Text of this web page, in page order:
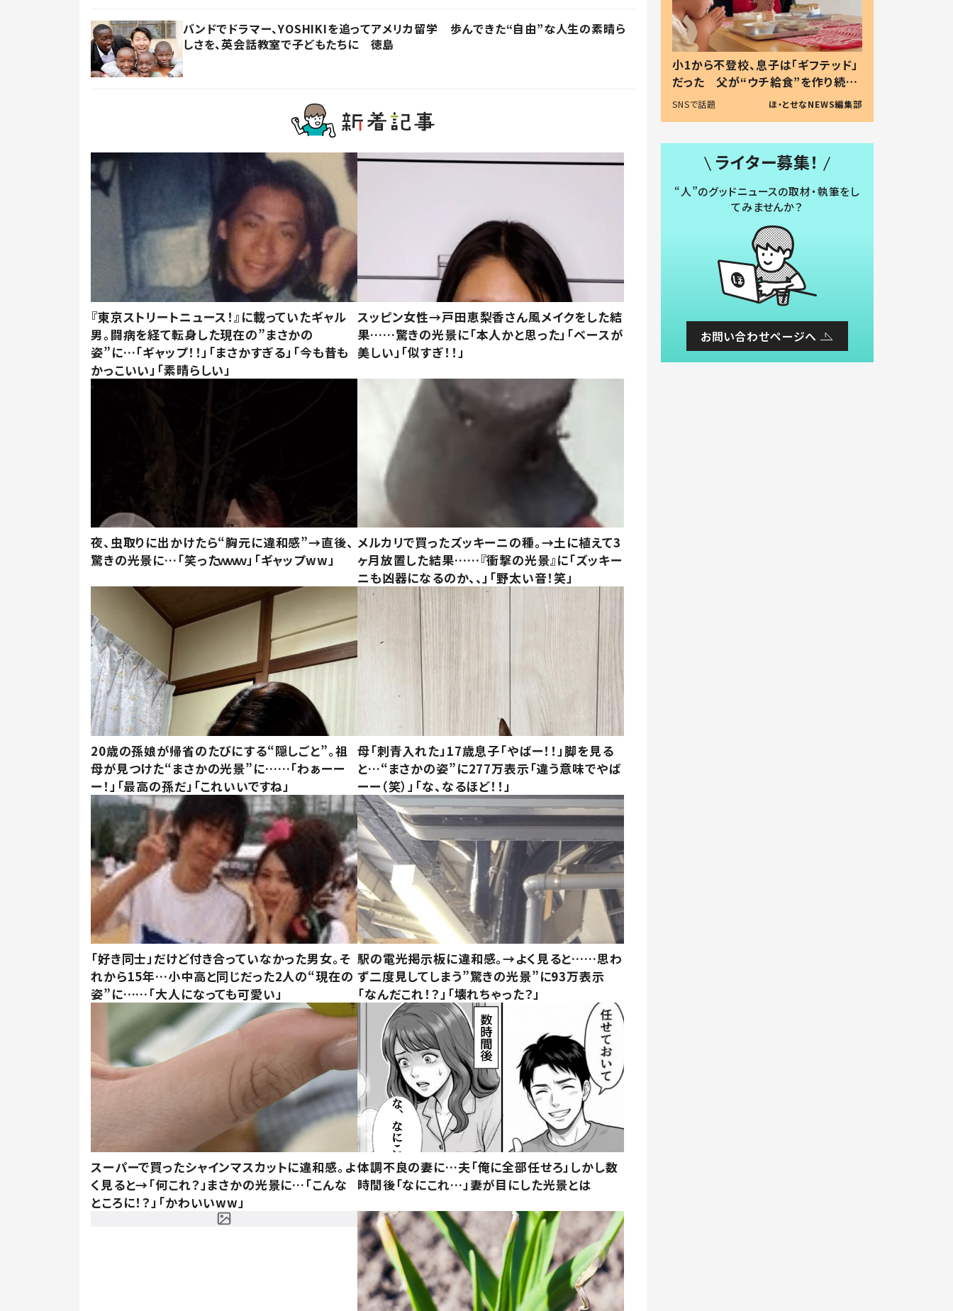
バンドでドラマー、YOSHIKIを追ってアメリカ留学 歩んできた“自由”な人生の素晴ら
しさを、英会話教室で子どもたちに 徳島
『東京ストリートニュース！』に載っていたギャル
男。闘病を経て転身した現在の”まさかの
姿”に…「ギャップ！！」「まさかすぎる」「今も昔も
かっこいい」「素晴らしい」
スッピン女性→戸田恵梨香さん風メイクをした結
果……驚きの光景に「本人かと思った」「ベースが
美しい」「似すぎ！！」
夜、虫取りに出かけたら“胸元に違和感”→直後、
驚きの光景に…「笑ったｗｗｗ」「ギャップww」
メルカリで買ったズッキーニの種。→土に植えて3
ヶ月放置した結果……『衝撃の光景』に「ズッキー
ニも凶器になるのか、、」「野太い音！笑」
20歳の孫娘が帰省のたびにする“隠しごと”。祖
母が見つけた“まさかの光景”に……「わぁーー
ー！」「最高の孫だ」「これいいですね」
母「刺青入れた」17歳息子「やばー！！」脚を見る
と…“まさかの姿”に277万表示「違う意味でやば
ーー（笑）」「な、なるほど！！」
「好き同士」だけど付き合っていなかった男女。そ
れから15年…小中高と同じだった2人の“現在の
姿”に……「大人になっても可愛い」
駅の電光掲示板に違和感。→よく見ると……思わ
ず二度見してしまう”驚きの光景”に93万表示
「なんだこれ！？」「壊れちゃった？」
スーパーで買ったシャインマスカットに違和感。よ
く見ると→「何これ？」まさかの光景に…「こんな
ところに！？」「かわいいww」
体調不良の妻に…夫「俺に全部任せろ」しかし数
時間後「なにこれ…」妻が目にした光景とは
小1から不登校、息子は「ギフテッド」
だった 父が“ウチ給食”を作り続け
る理由とは #令和の親 #令和の子
SNSで話題 ほ・とせなNEWS編集部
ライター募集！
“人”のグッドニュースの取材・執筆をし
てみませんか？
お問い合わせページへ